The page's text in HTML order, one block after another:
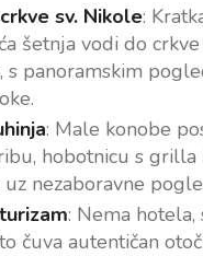
sv. Nikole:
šetnja vodi do
s panoramskim
: Male konobe
hobotnicu s grilla
uz nezaboravne
: Nema
čuva autentičan